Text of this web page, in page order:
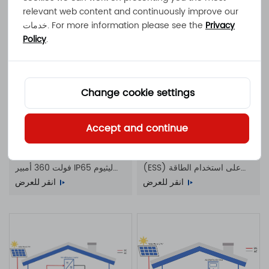
فولت 360 أمبير IP65 ليثيوم
أيون
انقر للعرض
(ESS) على استخدام الطاقة
المتجددة، سواء كانت الطاقة
الطاقة، يتم التقاطها وتخزينها
لاستخدامها عند الحاجة. يعد نظام
انقر للعرض
relevant web content and continuously improve our
خدمات. For more information please see the Privacy
Policy.
Change cookie settings
Accept and continue